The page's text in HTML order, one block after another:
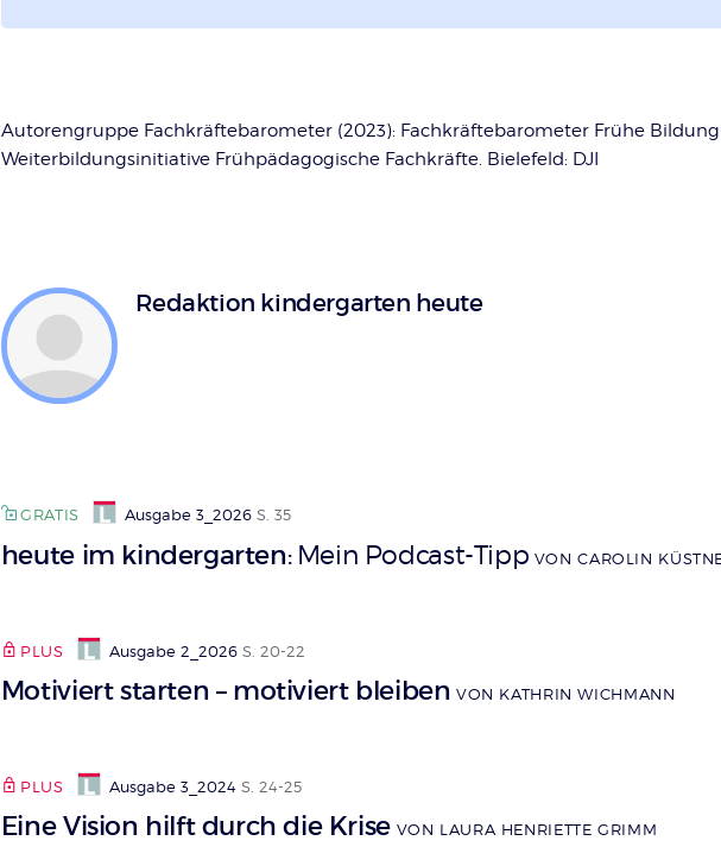
Autorengruppe Fachkräftebarometer (2023): Fachkräftebarometer Frühe Bildung
Weiterbildungsinitiative Frühpädagogische Fachkräfte. Bielefeld: DJI
Redaktion kindergarten heute
GRATIS Ausgabe 3_2026 S. 35
heute im kindergarten: Mein Podcast-Tipp VON CAROLIN
PLUS Ausgabe 2_2026 S. 20-22
Motiviert starten – motiviert bleiben VON KATHRIN WICHMANN
PLUS Ausgabe 3_2024 S. 24-25
Eine Vision hilft durch die Krise VON LAURA HENRIETTE GRIMM